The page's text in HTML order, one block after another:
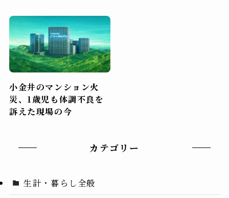
小金井のマンション火
災、1歳児も体調不良を
訴えた現場の今
カテゴリー
生計・暮らし全般